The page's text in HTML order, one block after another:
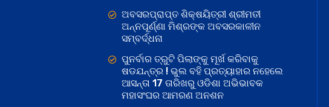
ଅବସରପ୍ରାପ୍ତ ଶିକ୍ଷୟିତ୍ରୀ ଶ୍ରୀମତୀ
ଅନ୍ନପୂର୍ଣ୍ଣା ମିଶ୍ରଙ୍କ ଅବସରକାଳୀନ
ସମ୍ବର୍ଦ୍ଧନା
ପୁନର୍ବାର ତ୍ରୁଟି ପିଲାଙ୍କୁ ମୂର୍ଖ କରିବାକୁ
ଷଡଯନ୍ତ୍ର ! ଭୁଲ ବହି ପ୍ରତ୍ୟାହାର ନହେଲେ
ଆସନ୍ତା 17 ତାରିଖରୁ ଓଡିଶା ଅଭିଭାବକ
ମହାସଂଘର ଆମରଣ ଅନଶନ